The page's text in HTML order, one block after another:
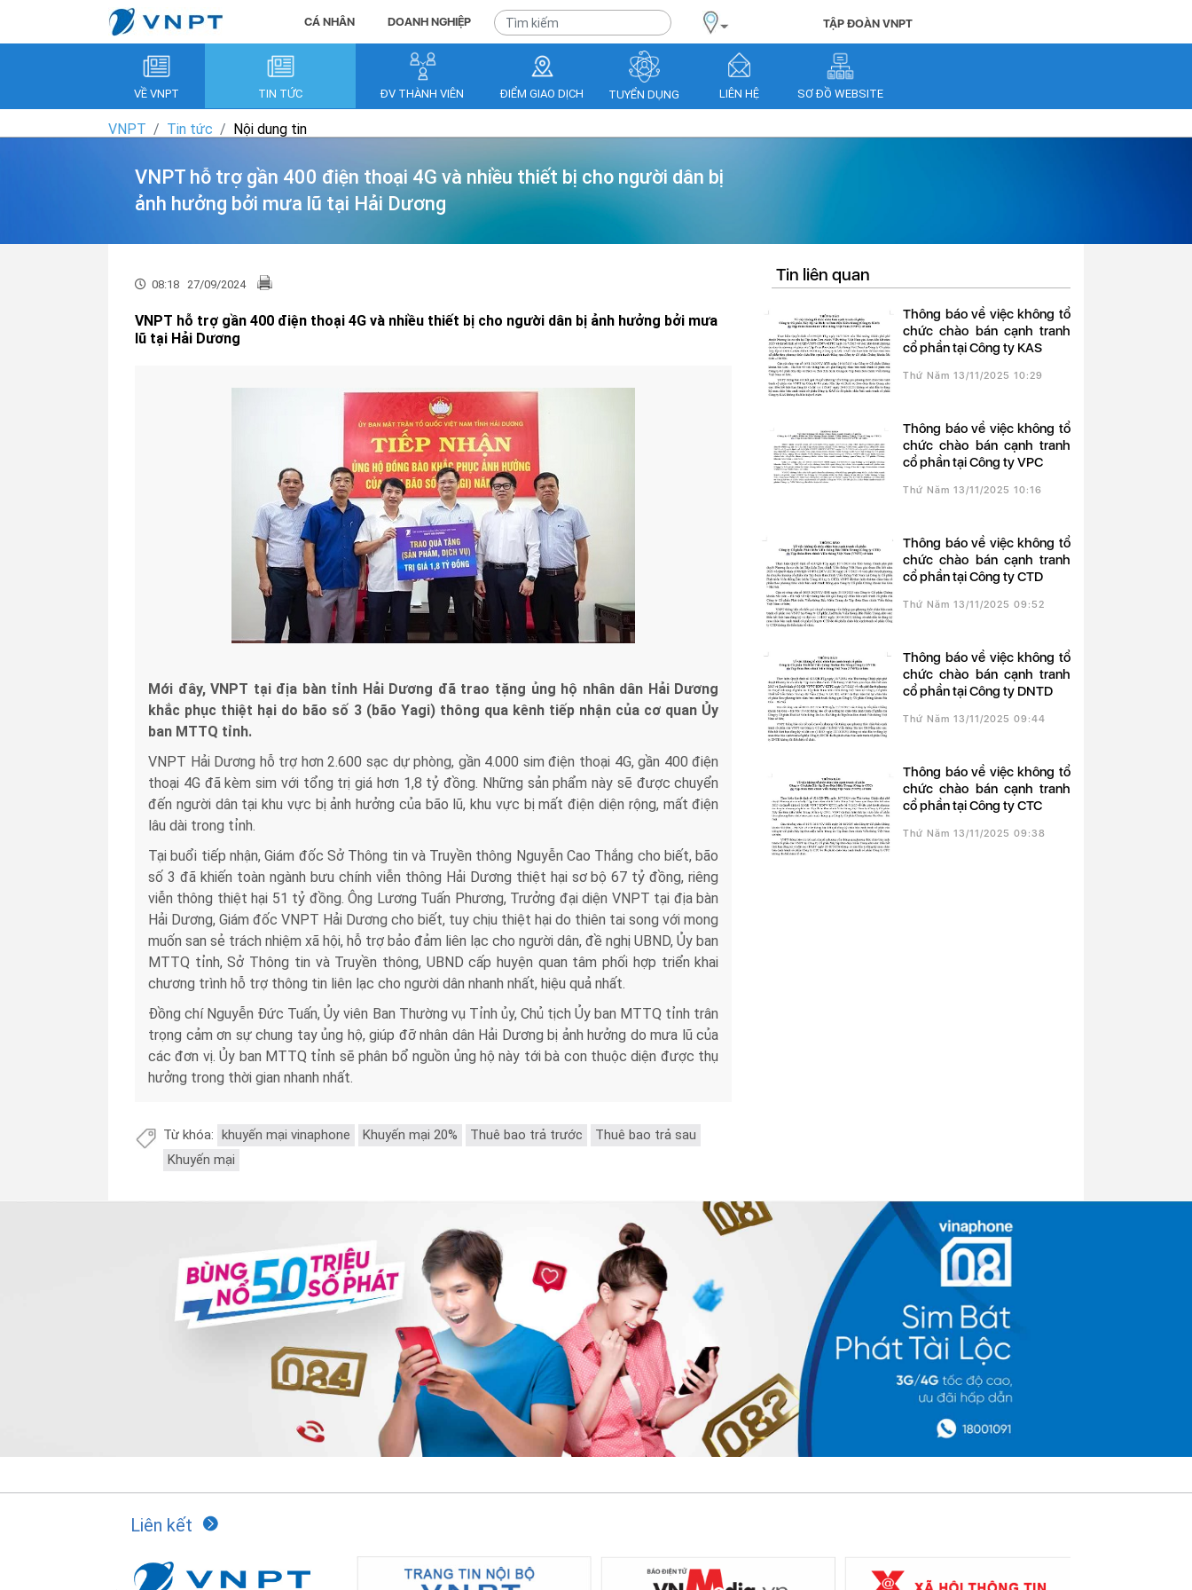
CÁ NHÂN DOANH NGHIỆP TẬP ĐOÀN VNPT
VỀ VNPT TIN TỨC ĐV THÀNH VIÊN ĐIỂM GIAO DỊCH TUYỂN DỤNG LIÊN HỆ SƠ ĐỒ WEBSITE
VNPT Tin tức Nội dung tin
VNPT hỗ trợ gần 400 điện thoại 4G và nhiều thiết bị cho người dân bị
ảnh hưởng bởi mưa lũ tại Hải Dương
08:18 27/09/2024
VNPT hỗ trợ gần 400 điện thoại 4G và nhiều thiết bị cho người dân bị ảnh hưởng bởi mưa
lũ tại Hải Dương
Mới đây, VNPT tại địa bàn tỉnh Hải Dương đã trao tặng ủng hộ nhân dân Hải Dương
khắc phục thiệt hại do bão số 3 (bão Yagi) thông qua kênh tiếp nhận của cơ quan Ủy
ban MTTQ tỉnh.
VNPT Hải Dương hỗ trợ hơn 2.600 sạc dự phòng, gần 4.000 sim điện thoại 4G, gần 400 điện
thoại 4G đã kèm sim với tổng trị giá hơn 1,8 tỷ đồng. Những sản phẩm này sẽ được chuyển
đến người dân tại khu vực bị ảnh hưởng của bão lũ, khu vực bị mất điện diện rộng, mất điện
lâu dài trong tỉnh.
Tại buổi tiếp nhận, Giám đốc Sở Thông tin và Truyền thông Nguyễn Cao Thắng cho biết, bão
số 3 đã khiến toàn ngành bưu chính viễn thông Hải Dương thiệt hại sơ bộ 67 tỷ đồng, riêng
viễn thông thiệt hại 51 tỷ đồng. Ông Lương Tuấn Phương, Trưởng đại diện VNPT tại địa bàn
Hải Dương, Giám đốc VNPT Hải Dương cho biết, tuy chịu thiệt hại do thiên tai song với mong
muốn san sẻ trách nhiệm xã hội, hỗ trợ bảo đảm liên lạc cho người dân, đề nghị UBND, Ủy ban
MTTQ tỉnh, Sở Thông tin và Truyền thông, UBND cấp huyện quan tâm phối hợp triển khai
chương trình hỗ trợ thông tin liên lạc cho người dân nhanh nhất, hiệu quả nhất.
Đồng chí Nguyễn Đức Tuấn, Ủy viên Ban Thường vụ Tỉnh ủy, Chủ tịch Ủy ban MTTQ tỉnh trân
trọng cảm ơn sự chung tay ủng hộ, giúp đỡ nhân dân Hải Dương bị ảnh hưởng do mưa lũ của
các đơn vị. Ủy ban MTTQ tỉnh sẽ phân bổ nguồn ủng hộ này tới bà con thuộc diện được thụ
hưởng trong thời gian nhanh nhất.
Từ khóa: khuyến mại vinaphone Khuyến mại 20% Thuê bao trả trước
Thuê bao trả sau
Khuyến mại
Tin liên quan
Thông báo về việc không tổ
chức chào bán cạnh tranh
cổ phần tại Công ty KAS
Thứ Năm 13/11/2025 10:29
Thông báo về việc không tổ
chức chào bán cạnh tranh
cổ phần tại Công ty VPC
Thứ Năm 13/11/2025 10:16
Thông báo về việc không tổ
chức chào bán cạnh tranh
cổ phần tại Công ty CTD
Thứ Năm 13/11/2025 09:52
Thông báo về việc không tổ
chức chào bán cạnh tranh
cổ phần tại Công ty DNTD
Thứ Năm 13/11/2025 09:44
Thông báo về việc không tổ
chức chào bán cạnh tranh
cổ phần tại Công ty CTC
Thứ Năm 13/11/2025 09:38
Liên kết